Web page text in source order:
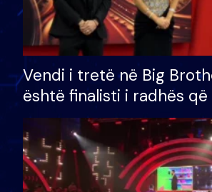
Vendi i tretë në Big
është finalisti i radhës